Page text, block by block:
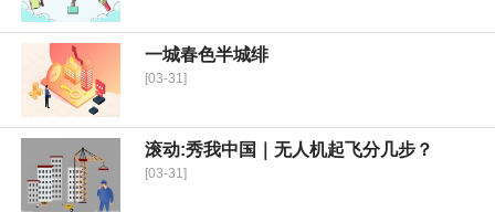
一城春色半城绯
[03-31]
滚动:秀我中国｜无人机起飞分几步？
[03-31]